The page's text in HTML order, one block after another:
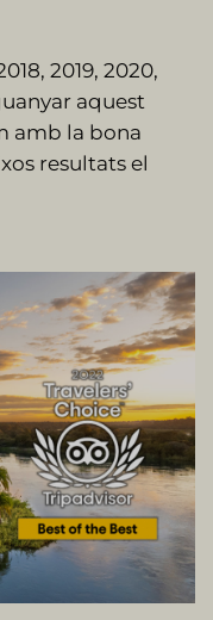
2019, 2020,
aquest
amb la bona
resultats el